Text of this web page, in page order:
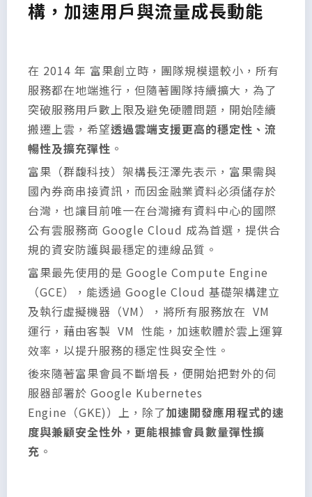
構，加速用戶與流量成長動能
在 2014 年 富果創立時，團隊規模還較小，所有
服務都在地端進行，但隨著團隊持續擴大，為了
突破服務用戶數上限及避免硬體問題，開始陸續
搬遷上雲，希望透過雲端支援更高的穩定性、流
暢性及擴充彈性 。
富果（群馥科技）架構長汪澤先表示，富果需與
國內券商串接資訊，而因金融業資料必須儲存於
台灣，也讓目前唯一在台灣擁有資料中心的國際
公有雲服務商 Google Cloud 成為首選，提供合
規的資安防護與最穩定的連線品質。
富果最先使用的是 Google Compute Engine
（GCE），能透過 Google Cloud 基礎架構建立
及執行虛擬機器（VM），將所有服務放在 VM
運行，藉由客製 VM 性能，加速軟體於雲上運算
效率，以提升服務的穩定性與安全性。
後來隨著富果會員不斷增長，便開始把對外的伺
服器部署於 Google Kubernetes
Engine（GKE)）上，除了加速開發應用程式的速
度與兼顧安全性外，更能根據會員數量彈性擴
充 。